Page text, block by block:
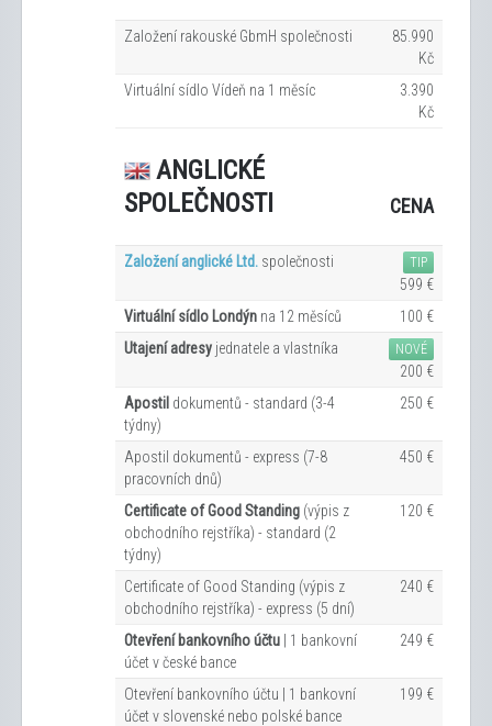
Založení rakouské GbmH společnosti
85.990
Kč
Virtuální sídlo Vídeň na 1 měsíc
3.390
Kč
ANGLICKÉ
SPOLEČNOSTI
CENA
Založení anglické Ltd. společnosti TIP
599 €
Virtuální sídlo Londýn na 12 měsíců
100 €
Utajení adresy jednatele a vlastníka NOVÉ
200 €
Apostil dokumentů - standard (3-4
týdny)
250 €
Apostil dokumentů - express (7-8
pracovních dnů)
450 €
Certificate of Good Standing (výpis z
obchodního rejstříka) - standard (2
týdny)
120 €
Certificate of Good Standing (výpis z
obchodního rejstříka) - express (5 dní)
240 €
Otevření bankovního účtu | 1 bankovní
účet v české bance
249 €
Otevření bankovního účtu | 1 bankovní
účet v slovenské nebo polské bance
199 €